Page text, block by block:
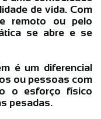
de vida. Com
remoto ou pelo
se abre e se
é um diferencial
ou pessoas com
o esforço físico
pesadas.